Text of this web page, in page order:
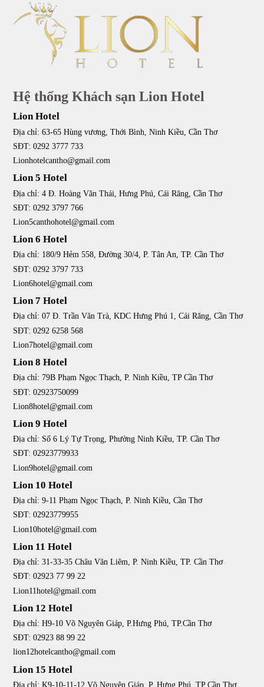
Hệ thống Khách sạn Lion Hotel
Lion Hotel
Địa chỉ: 63-65 Hùng vương, Thới Bình, Ninh Kiều, Cần Thơ
SĐT: 0292 3777 733
Lionhotelcantho@gmail.com
Lion 5 Hotel
Địa chỉ: 4 Đ. Hoàng Văn Thái, Hưng Phú, Cái Răng, Cần Thơ
SĐT: 0292 3797 766
Lion5canthohotel@gmail.com
Lion 6 Hotel
Địa chỉ: 180/9 Hẻm 558, Đường 30/4, P. Tân An, TP. Cần Thơ
SĐT: 0292 3797 733
Lion6hotel@gmail.com
Lion 7 Hotel
Địa chỉ: 07 Đ. Trần Văn Trà, KDC Hưng Phú 1, Cái Răng, Cần Thơ
SĐT: 0292 6258 568
Lion7hotel@gmail.com
Lion 8 Hotel
Địa chỉ: 79B Phạm Ngọc Thạch, P. Ninh Kiều, TP Cần Thơ
SĐT: 02923750099
Lion8hotel@gmail.com
Lion 9 Hotel
Địa chỉ: Số 6 Lý Tự Trọng, Phường Ninh Kiều, TP. Cần Thơ
SĐT: 02923779933
Lion9hotel@gmail.com
Lion 10 Hotel
Địa chỉ: 9-11 Phạm Ngọc Thạch, P. Ninh Kiều, Cần Thơ
SĐT: 02923779955
Lion10hotel@gmail.com
Lion 11 Hotel
Địa chỉ: 31-33-35 Châu Văn Liêm, P. Ninh Kiều, TP. Cần Thơ
SĐT: 02923 77 99 22
Lion11hotel@gmail.com
Lion 12 Hotel
Địa chỉ: H9-10 Võ Nguyên Giáp, P.Hưng Phú, TP.Cần Thơ
SĐT: 02923 88 99 22
lion12hotelcantho@gmail.com
Lion 15 Hotel
Địa chỉ: K9-10-11-12 Võ Nguyên Giáp, P. Hưng Phú, TP Cần Thơ